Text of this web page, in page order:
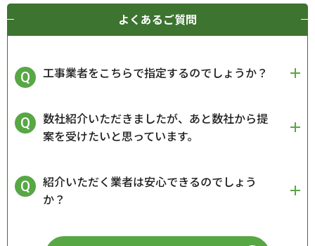
よくあるご質問
工事業者をこちらで指定するのでしょうか？
数社紹介いただきましたが、あと数社から提
案を受けたいと思っています。
紹介いただく業者は安心できるのでしょう
か？